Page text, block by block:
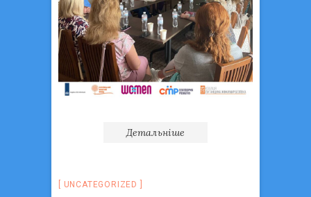
Детальніше
UNCATEGORIZED